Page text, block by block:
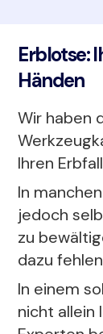
Erblotse:
Händen
Wir haben
Ihren
In
jedoch
zu
dazu
In einem
nicht allein